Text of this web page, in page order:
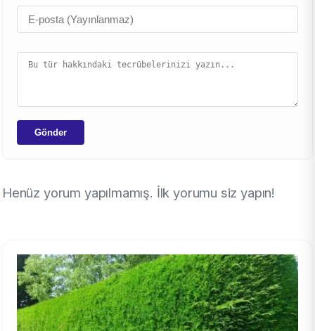
Gönder
Henüz yorum yapılmamış. İlk yorumu siz yapın!